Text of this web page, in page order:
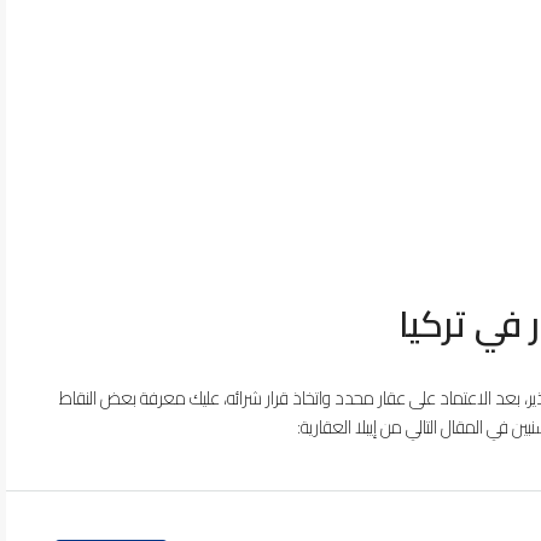
تركيا
بعد الاعتماد على عقار محدد واتخاذ قرار شرائه، عليك معرفة بعض النقاط
في المقال التالي من إيبلا العقارية: